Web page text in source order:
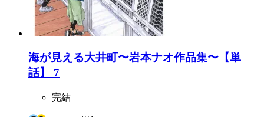
海が見える大井町〜岩本ナオ作品集〜【単
話】 7
完結